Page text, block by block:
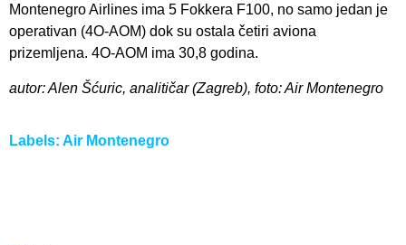
Montenegro Airlines ima 5 Fokkera F100, no samo jedan je
operativan (4O-AOM) dok su ostala četiri aviona
prizemljena. 4O-AOM ima 30,8 godina.
autor: Alen Šćuric, analitičar (Zagreb), foto: Air Montenegro
Labels: Air Montenegro